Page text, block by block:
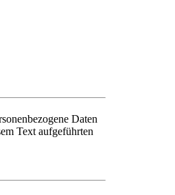
Daten
Text aufgeführten